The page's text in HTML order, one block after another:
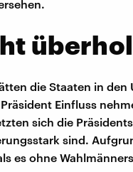
die Staaten in den
Einfluss
sich die
sind.
es ohne